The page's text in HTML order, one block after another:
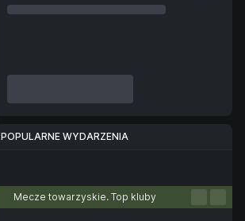
POPULARNE WYDARZENIA
Mecze towarzyskie. Top kluby